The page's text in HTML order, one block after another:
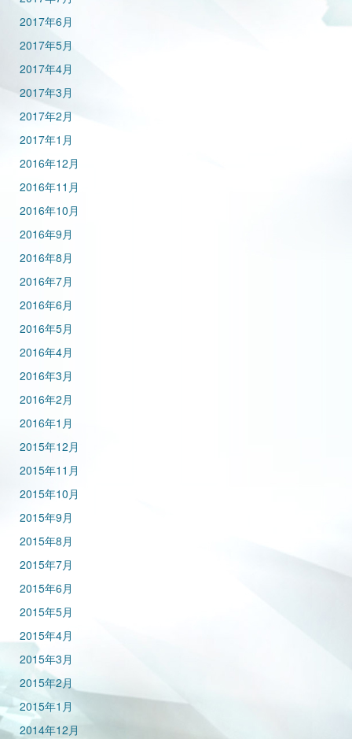
2017年6月
2017年5月
2017年4月
2017年3月
2017年2月
2017年1月
2016年12月
2016年11月
2016年10月
2016年9月
2016年8月
2016年7月
2016年6月
2016年5月
2016年4月
2016年3月
2016年2月
2016年1月
2015年12月
2015年11月
2015年10月
2015年9月
2015年8月
2015年7月
2015年6月
2015年5月
2015年4月
2015年3月
2015年2月
2015年1月
2014年12月